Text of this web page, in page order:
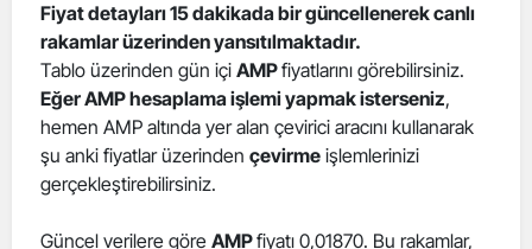
Fiyat detayları 15 dakikada bir güncellenerek canlı
rakamlar üzerinden yansıtılmaktadır.
Tablo üzerinden gün içi AMPfiyatlarını görebilirsiniz.
Eğer AMP hesaplama işlemi yapmak isterseniz,
hemen AMP altında yer alan çevirici aracını kullanarak
şu anki fiyatlar üzerinden çevirme işlemlerinizi
gerçekleştirebilirsiniz.
Güncel verilere göre AMPfiyatı 0,01870. Bu rakamlar,